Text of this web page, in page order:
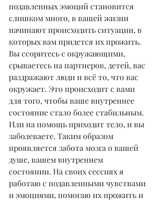
подавленных эмоций становится
слишком много, в вашей жизни
начинают происходить ситуации, в
которых вам придется их прожить.
Вы ссоритесь с окружающими,
срываетесь на партнеров, детей, вас
раздражают люди и всё то, что вас
окружает. Это происходит с вами
для того, чтобы ваше внутреннее
состояние стало более стабильным.
Или на помощь приходит тело, и вы
заболеваете. Таким образом
проявляется забота мозга о вашей
душе, вашем внутреннем
состоянии. На своих сессиях я
работаю с подавленными чувствами
и эмоциями, помогаю их прожить и